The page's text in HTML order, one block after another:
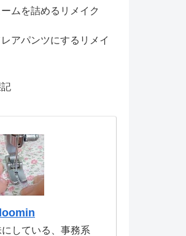
ムを詰めるリメイク
アパンツにするリメイ
している、事務系